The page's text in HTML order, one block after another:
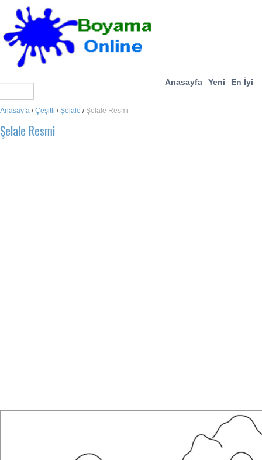
Anasayfa Yeni En İyi
Anasayfa /Çeşitli /Şelale / Şelale Resmi
Şelale Resmi